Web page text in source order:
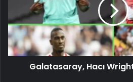
Galatasaray, Hacı